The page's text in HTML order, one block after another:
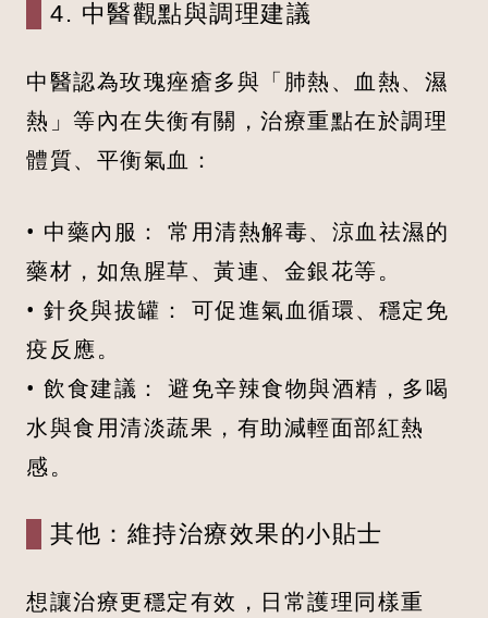
4. 中醫觀點與調理建議
中醫認為玫瑰痤瘡多與「肺熱、血熱、濕
熱」等內在失衡有關，治療重點在於調理
體質、平衡氣血：
• 中藥內服： 常用清熱解毒、涼血祛濕的
藥材，如魚腥草、黃連、金銀花等。
• 針灸與拔罐： 可促進氣血循環、穩定免
疫反應。
• 飲食建議： 避免辛辣食物與酒精，多喝
水與食用清淡蔬果，有助減輕面部紅熱
感。
其他：維持治療效果的小貼士
想讓治療更穩定有效，日常護理同樣重